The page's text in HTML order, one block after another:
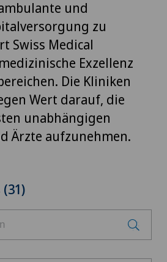
und
zu
Swiss Medical
Exzellenz
Die Kliniken
Wert darauf, die
unabhängigen
Ärzte aufzunehmen.